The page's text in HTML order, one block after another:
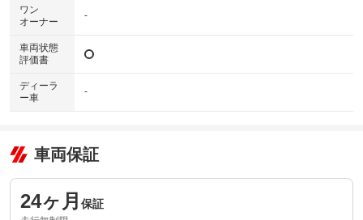
ワン
オーナー
-
車両状態
評価書
ディーラ
ー車
-
車両保証
24ヶ月 保証